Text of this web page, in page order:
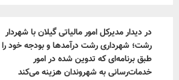
در دیدار مدیرکل امور مالیاتی گیلان با شهردار
رشت؛ شهرداری رشت درآمدها و بودجه خود را
طبق برنامه‌ای که تدوین شده در امور
خدمات‌رسانی به شهروندان هزینه می‌کند